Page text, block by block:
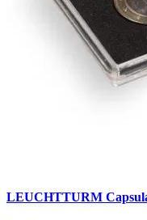
LEUCHTTURM